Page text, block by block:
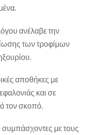
ανέλαβε την
των τροφίμων
αποθήκες με
και σε
τον σκοπό.
με τους